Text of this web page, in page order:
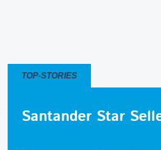
TOP-STORIES
Santander Star